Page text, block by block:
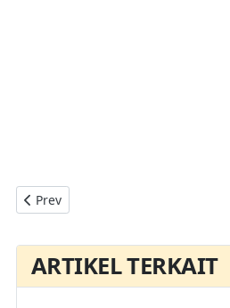
Previous article: Mengubah
Prev
ARTIKEL TERKAIT